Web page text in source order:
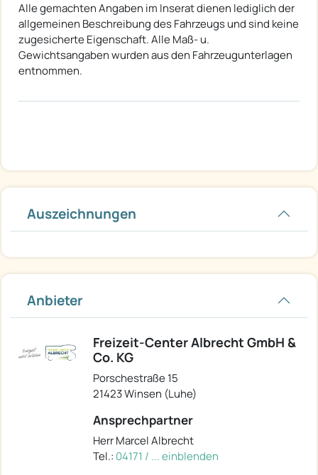
Alle gemachten Angaben im Inserat dienen lediglich der
allgemeinen Beschreibung des Fahrzeugs und sind keine
zugesicherte Eigenschaft. Alle Maß- u.
Gewichtsangaben wurden aus den Fahrzeugunterlagen
entnommen.
Auszeichnungen
Anbieter
Freizeit-Center Albrecht GmbH &
Co. KG
Porschestraße 15
21423 Winsen (Luhe)
Ansprechpartner
Herr Marcel Albrecht
Tel.: 04171 / ... einblenden